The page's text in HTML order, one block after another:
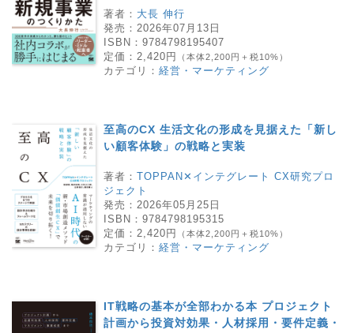
著者： 大長 伸行
発売： 2026年07月13日
ISBN： 9784798195407
定価： 2,420円 （本体2,200円＋税10%）
カテゴリ： 経営・マーケティング
至高のCX 生活文化の形成を見据えた「新し
い顧客体験」の戦略と実装
著者： TOPPAN✕インテグレート CX研究プロ
ジェクト
発売： 2026年05月25日
ISBN： 9784798195315
定価： 2,420円 （本体2,200円＋税10%）
カテゴリ： 経営・マーケティング
IT戦略の基本が全部わかる本 プロジェクト
計画から投資対効果・人材採用・要件定義・